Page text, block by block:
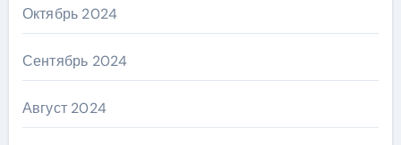
Октябрь 2024
Сентябрь 2024
Август 2024